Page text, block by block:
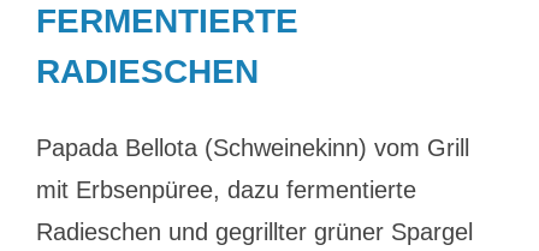
FERMENTIERTE
RADIESCHEN
Papada Bellota (Schweinekinn) vom Grill
mit Erbsenpüree, dazu fermentierte
Radieschen und gegrillter grüner Spargel